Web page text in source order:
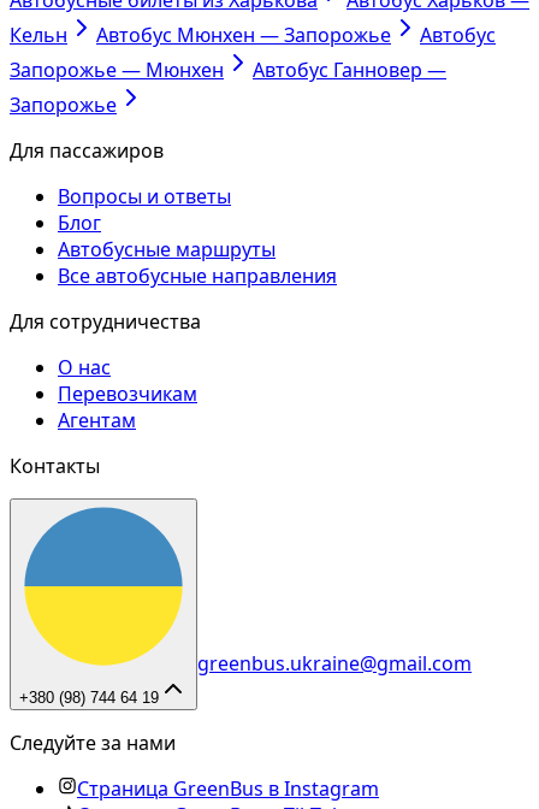
Кельн
Автобус Мюнхен — Запорожье
Автобус
Запорожье — Мюнхен
Автобус Ганновер —
Запорожье
Для пассажиров
Вопросы и ответы
Блог
Автобусные маршруты
Все автобусные направления
Для сотрудничества
О нас
Перевозчикам
Агентам
Контакты
+380 (98) 744 64 19
greenbus.ukraine@gmail.com
Следуйте за нами
Страница GreenBus в Instagram